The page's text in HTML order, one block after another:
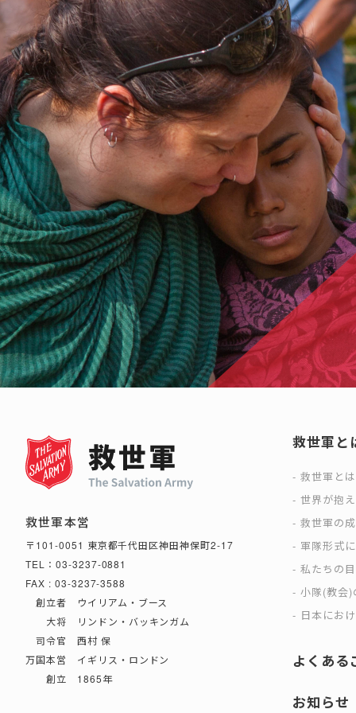
救世軍本営
〒101-0051 東京都千代田区神田神保町2-17
TEL：03-3237-0881
FAX : 03-3237-3588
創立者 ウイリアム・ブース
大将 リンドン・バッキンガム
司令官 西村 保
万国本営 イギリス・ロンドン
創立 1865年
救世軍と
救世軍とは
世界が抱
救世軍の
軍隊形式
私たちの
小隊(教会
日本にお
よくある
お知らせ